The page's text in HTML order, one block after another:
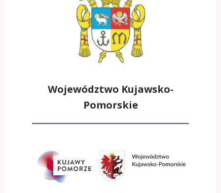
Województwo Kujawsko-
Pomorskie